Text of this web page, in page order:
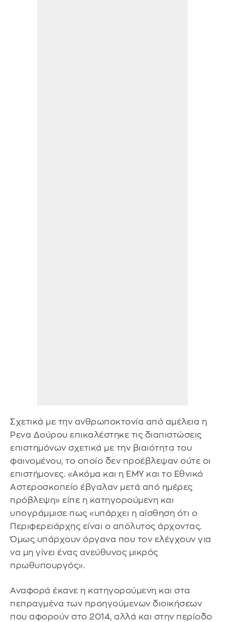
Σχετικά με την ανθρωποκτονία από αμέλεια η
Ρενα Δούρου επικαλέστηκε τις διαπιστώσεις
επιστημόνων σχετικά με την βιαιότητα του
φαινομένου, το οποίο δεν προέβλεψαν ούτε οι
επιστήμονες. «Ακόμα και η ΕΜΥ και το Εθνικό
Αστεροσκοπείο έβγαλαν μετά από ημέρες
πρόβλεψη» είπε η κατηγορούμενη και
υπογράμμισε πως «υπάρχει η αίσθηση ότι ο
Περιφερειάρχης είναι ο απόλυτος άρχοντας.
Όμως υπάρχουν όργανα που τον ελέγχουν για
να μη γίνει ένας ανεύθυνος μικρός
πρωθυπουργός».
Αναφορά έκανε η κατηγορούμενη και στα
πεπραγμένα των προηγούμενων διοικήσεων
που αφορούν στο 2014, αλλά και στην περίοδο